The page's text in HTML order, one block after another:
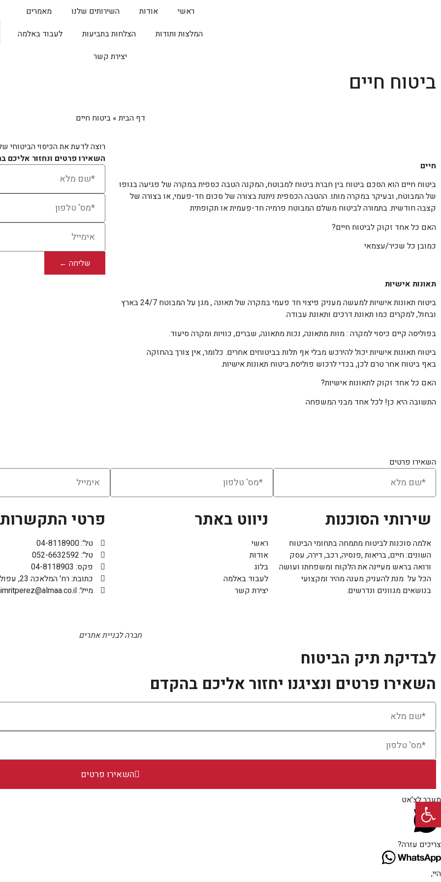
ראשי אודות השירותים שלנו
מאמרים
המלצות ותודות
הצלחות בתביעות
לעבוד באלמה
יצירת קשר
ביטוח חיים
דף הבית»ביטוח חיים
חיים
ביטוח חיים הוא הסכם ביטוח בין חברת ביטוח למבוטח, המקנה הטבה כספית במקרה של פגיעה בגופו
של המבוטח, ובעיקר במקרה מותו. ההטבה הכספית ניתנת בצורה של סכום חד-פעמי, או בצורה של
קצבה חודשית. בתמורה לביטוח משלם המבוטח פרמיה חד-פעמית או תקופתית
האם כל אחד זקוק לביטוח חיים?
כמובן כל שכיר/עצמאי
תאונות אישיות
ביטוח תאונות אישיות למעשה מעניק פיצוי חד פעמי במקרה של תאונה , מגן על המבוטח 24/7 בארץ
ובחול, למקרים כמו תאונת דרכים ותאונת עבודה.
בפוליסה קיים כיסוי למקרה : מוות מתאונה, נכות מתאונה, שברים, כוויות ומקרה סיעוד.
ביטוח תאונות אישיות יכול להירכש מבלי אף תלות בביטוחים אחרים. כלומר, אין צורך בהחזקה
באף ביטוח אחר טרם לכן, בכדי לרכוש פוליסת ביטוח תאונות אישיות.
האם כל אחד זקוק לתאונות אישיות?
התשובה היא כן! לכל אחד מבני המשפחה
רוצה לדעת את הכיסוי הביטוחי
השאירו פרטים ונחזור אליכם
שליחה ←
השאירו פרטים
שירותי הסוכנות
אלמה סוכנות לביטוח מתמחה בתחומי הביטוח
השונים: חיים, בריאות ,פנסיה, רכב, דירה, עסק
ורואה בראש מעיינה את הלקוח ומשפחתו ועושה
הכל על מנת להעניק מענה מהיר ומקצועי
בנושאים מגוונים ונדרשים.
ניווט באתר
ראשי
אודות
בלוג
לעבוד באלמה
יצירת קשר
פרטי התקשרות
טל': 04-8118900
טל': 052-6632592
פקס: 04-8118903
כתובת: רח' המלאכה 23, עפולה
מייל: shimritperez@almaa.co.il
חברה לבניית אתרים
לבדיקת תיק הביטוח
השאירו פרטים ונציגנו יחזור אליכם בהקדם
השאירו פרטים
מעבר לצ'אט
צריכים עזרה?
היי,
פתח סרגל נגישות